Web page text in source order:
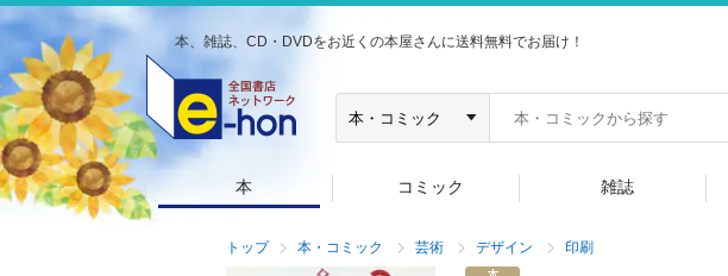
本、雑誌、CD・DVDをお近くの本屋さんに送料無料でお届け！
本 コミック 雑誌
トップ 本・コミック 芸術 デザイン 印刷